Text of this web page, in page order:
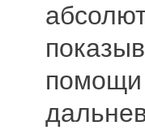
помощи